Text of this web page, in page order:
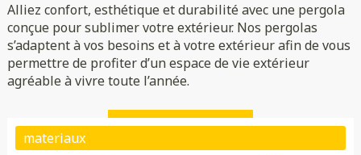
Alliez confort, esthétique et durabilité avec une pergola
conçue pour sublimer votre extérieur. Nos pergolas
s’adaptent à vos besoins et à votre extérieur afin de vous
permettre de profiter d’un espace de vie extérieur
agréable à vivre toute l’année.
(verre/polycarbonate)
Indépendante
Adossée
Essences de boisColoris au choix
Store
Parois
Électrique avec téléphone